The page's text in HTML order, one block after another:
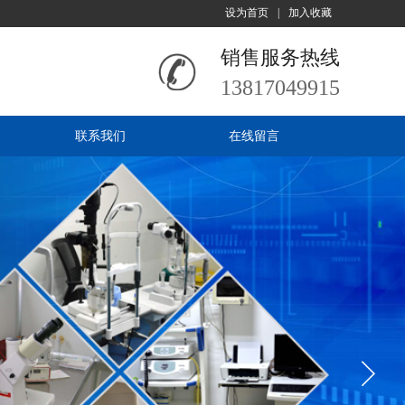
设为首页 加入收藏
销售服务热线
13817049915
联系我们 在线留言